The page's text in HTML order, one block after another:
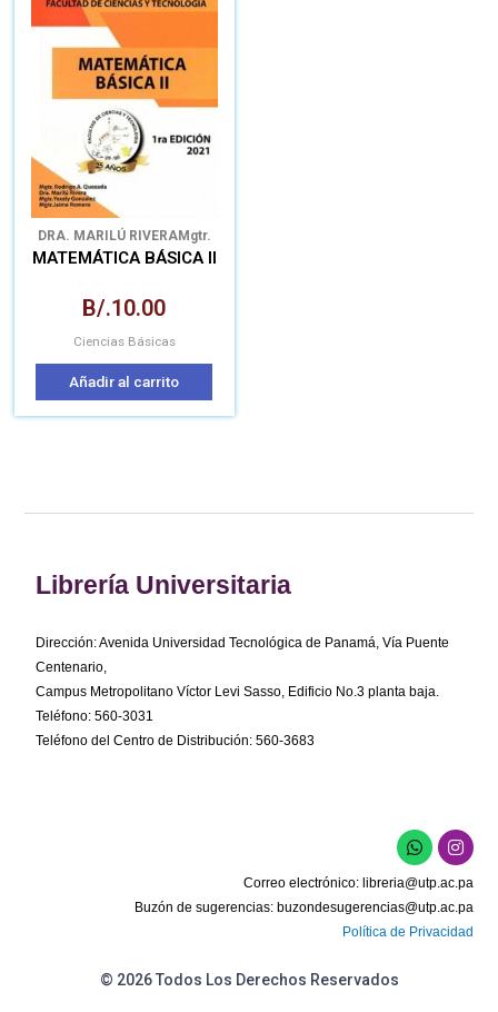
DRA. MARILÚ RIVERAMgtr.
Jaime RomeroMgtr. Rodrigo
A. Quezada Mgtr. Yexely
MATEMÁTICA BÁSICA II
B/.10.00
Ciencias Básicas
Añadir al carrito
Librería Universitaria
Dirección: Avenida Universidad Tecnológica de Panamá, Vía Puente
Centenario,
Campus Metropolitano Víctor Levi Sasso, Edificio No.3 planta baja.
Teléfono: 560-3031
Teléfono del Centro de Distribución: 560-3683
W
h
a
t
s
a
p
I
n
s
t
a
g
r
Correo electrónico: libreria@utp.ac.pa
Buzón de sugerencias: buzondesugerencias@utp.ac.pa
Política de Privacidad
© 2026 Todos Los Derechos Reservados